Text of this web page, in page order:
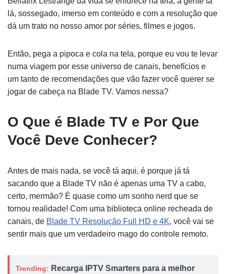
lá, sossegado, imerso em conteúdo e com a resolução que
dá um trato no nosso amor por séries, filmes e jogos.
Então, pega a pipoca e cola na tela, porque eu vou te levar
numa viagem por esse universo de canais, benefícios e
um tanto de recomendações que vão fazer você querer se
jogar de cabeça na Blade TV. Vamos nessa?
O Que é Blade TV e Por Que
Você Deve Conhecer?
Antes de mais nada, se você tá aqui, é porque já tá
sacando que a Blade TV não é apenas uma TV a cabo,
certo, mermão? É quase como um sonho nerd que se
tornou realidade! Com uma biblioteca online recheada de
canais, de Blade TV Resolução Full HD e 4K, você vai se
sentir mais que um verdadeiro mago do controle remoto.
Trending: Recarga IPTV Smarters para a melhor